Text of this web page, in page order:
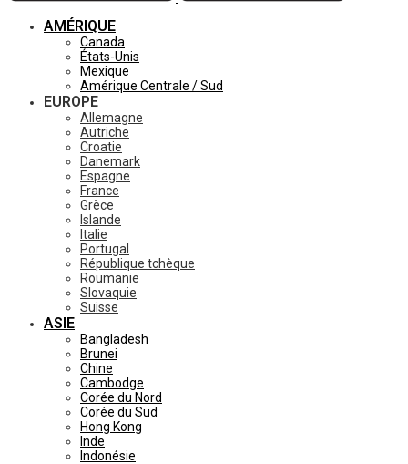
AMÉRIQUE
Canada
États-Unis
Mexique
Amérique Centrale / Sud
EUROPE
Allemagne
Autriche
Croatie
Danemark
Espagne
France
Grèce
Islande
Italie
Portugal
République tchèque
Roumanie
Slovaquie
Suisse
ASIE
Bangladesh
Brunei
Chine
Cambodge
Corée du Nord
Corée du Sud
Hong Kong
Inde
Indonésie